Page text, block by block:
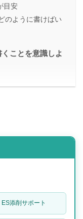
目安
のように書けばい
ことを意識しよ
ES添削サポート